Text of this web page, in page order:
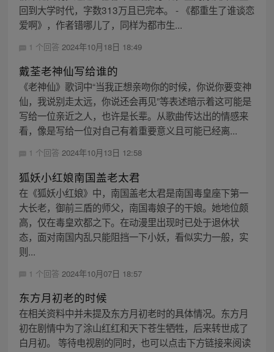
回到大学时代，字数313万且已完本。 - 《都重生了谁谈恋
爱啊》，作者错哪儿了，同样为都市生...
1 个回答 2024年10月18日 18:49
戴荃老神仙写给谁的
《老神仙》歌词中“当我正想亲吻你的时候，你说你要变神
仙，我说别走太远，你说还会再见”等表述暗示着这可能是
写给一位亲近之人，也许是长辈。从歌曲传达出的情感来
看，像是写给一位对自己有着重要意义且可能已经离...
1 个回答 2024年10月13日 12:58
狐妖小红娘南国盖老太君
在《狐妖小红娘》中，南国盖老太君是南国毒皇座下第一
大长老，御前三盾的师父，南国毒娘子的干娘。她地位颇
高，仅在毒皇欢都之下。在动漫里出现时已处于退休状
态，面对南国内乱只能阻挡一下小妖，看似实力一般，实
则...
1 个回答 2024年10月07日 18:57
东方月初老的时候
在相关资料中并未提及东方月初老时的具体情况。东方月
初在剧情中为了涂山红红和天下苍生牺牲，后来转世成了
白月初。 等待电视剧的同时，也可以点击下方链接来阅读